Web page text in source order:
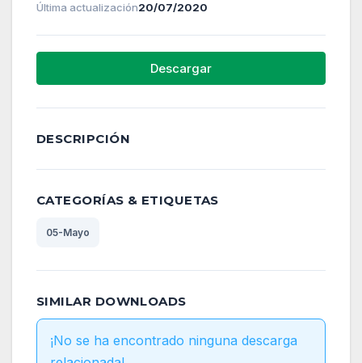
Última actualización20/07/2020
Descargar
DESCRIPCIÓN
CATEGORÍAS & ETIQUETAS
05-Mayo
SIMILAR DOWNLOADS
¡No se ha encontrado ninguna descarga